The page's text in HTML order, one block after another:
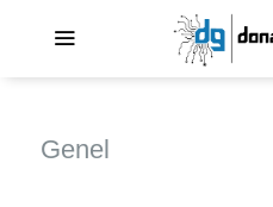
Genel